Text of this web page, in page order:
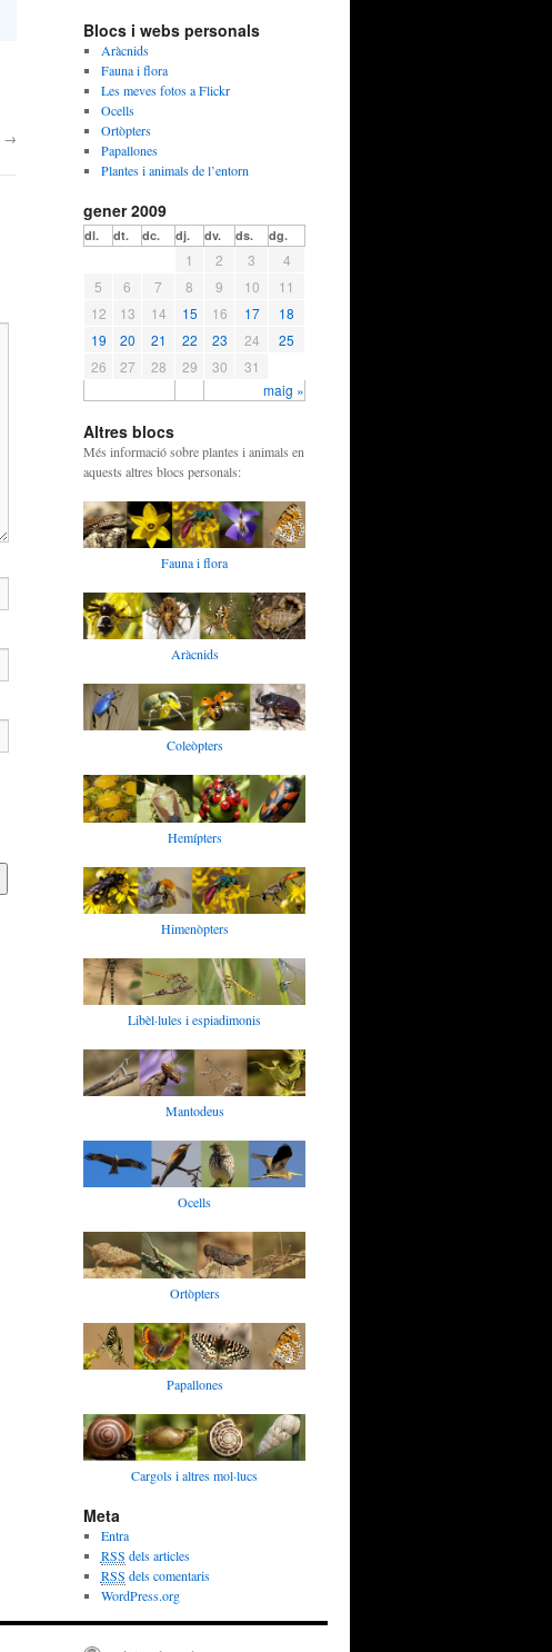
→
Blocs i webs personals
Aràcnids
Fauna i flora
Les meves fotos a Flickr
Ocells
Ortòpters
Papallones
Plantes i animals de l’entorn
gener 2009
dl. dt. dc. dj. dv. ds. dg.
maig »
1 2 3
4
5
6 7 8 9 10
11
12
13 14 15 16 17
18
19
20 21 22 23 24
25
26
27 28 29 30 31
Altres blocs
Més informació sobre plantes i animals en
aquests altres blocs personals:
Fauna i flora
Aràcnids
Coleòpters
Hemípters
Himenòpters
Libèl·lules i espiadimonis
Mantodeus
Ocells
Ortòpters
Papallones
Cargols i altres mol·lucs
Meta
Entra
RSS dels articles
RSS dels comentaris
WordPress.org